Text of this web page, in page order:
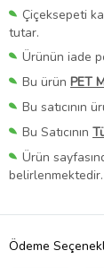
Çiçeksepeti
tutar.
Ürünün iade
Bu ürün PET
Bu satıcının
Bu Satıcının
Ürün
belirlenmektedir.
Ödeme